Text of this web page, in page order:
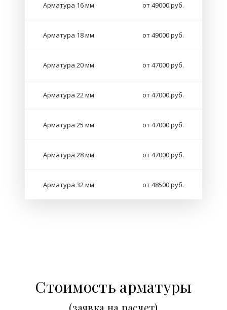
Арматура 16 мм от 49000 руб.
Арматура 18 мм от 49000 руб.
Арматура 20 мм от 47000 руб.
Арматура 22 мм от 47000 руб.
Арматура 25 мм от 47000 руб.
Арматура 28 мм от 47000 руб.
Арматура 32 мм от 48500 руб.
Стоимость арматуры